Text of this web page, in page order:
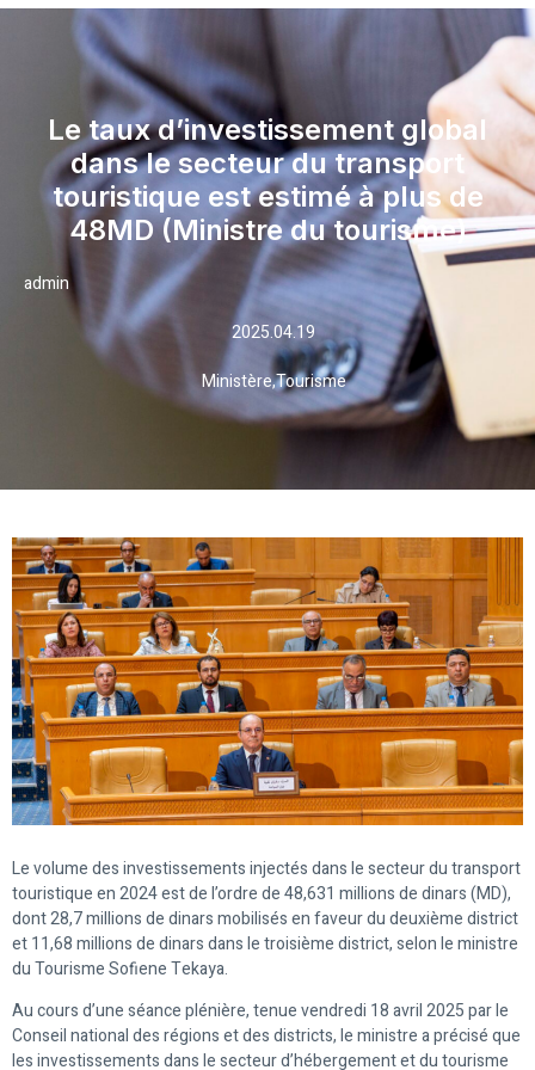
Le taux d’investissement global
dans le secteur du transport
touristique est estimé à plus de
48MD (Ministre du tourisme)
admin
2025.04.19
Ministère,Tourisme
Le volume des investissements injectés dans le secteur du transport
touristique en 2024 est de l’ordre de 48,631 millions de dinars (MD),
dont 28,7 millions de dinars mobilisés en faveur du deuxième district
et 11,68 millions de dinars dans le troisième district, selon le ministre
du Tourisme Sofiene Tekaya.
Au cours d’une séance plénière, tenue vendredi 18 avril 2025 par le
Conseil national des régions et des districts, le ministre a précisé que
les investissements dans le secteur d’hébergement et du tourisme